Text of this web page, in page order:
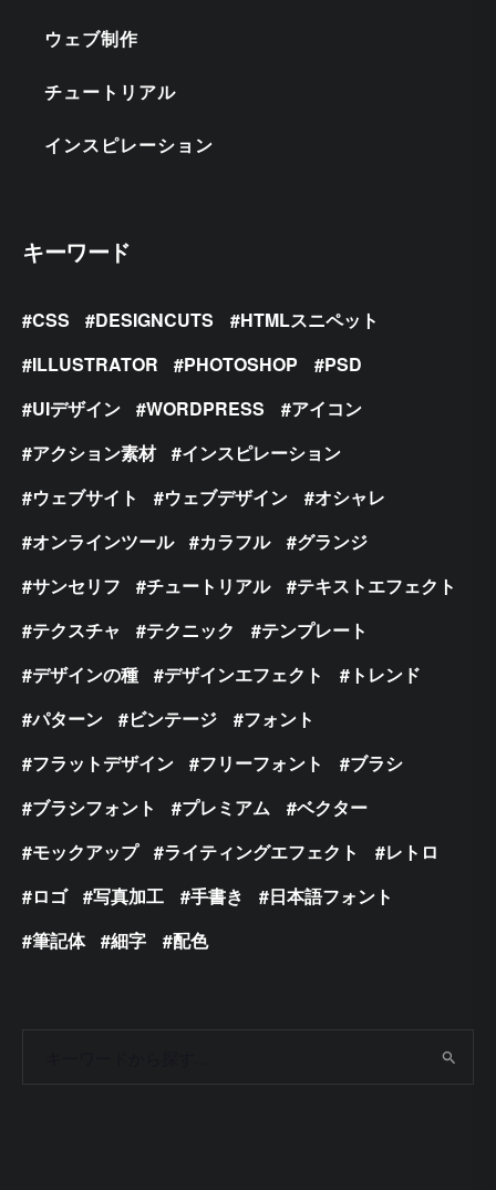
ウェブ制作
チュートリアル
インスピレーション
キーワード
CSS DESIGNCUTS
HTMLスニペット
ILLUSTRATOR
PHOTOSHOP
PSD
UIデザイン
WORDPRESS
アイコン
アクション素材
インスピレーション
ウェブサイト
ウェブデザイン
オシャレ
オンラインツール
カラフル
グランジ
サンセリフ
チュートリアル
テキストエフェクト
テクスチャ
テクニック
テンプレート
デザインの種
デザインエフェクト
トレンド
パターン
ビンテージ
フォント
フラットデザイン
フリーフォント
ブラシ
ブラシフォント
プレミアム
ベクター
モックアップ
ライティングエフェクト
レトロ
ロゴ
写真加工 手書き
日本語フォント
筆記体
細字 配色